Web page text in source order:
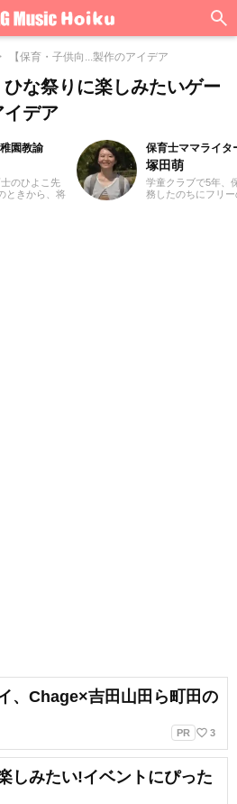
【保育・子供向...製作のアイデア
ひな祭りに楽しみたいゲー
イデア
園教諭
のひよこ先
ときから、将
保育士ママライタ
塚田萌
学童クラブで5年、
務したのちにフリ
、Chage×吉田山田ら町田の
PR favorite_border 3
しみたい!イベントにぴった